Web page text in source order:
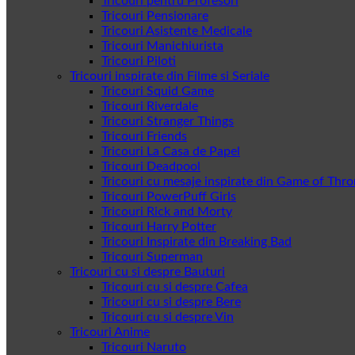
Tricouri Pensionare
Tricouri Asistente Medicale
Tricouri Manichiurista
Tricouri Piloti
Tricouri inspirate din Filme si Seriale
Tricouri Squid Game
Tricouri Riverdale
Tricouri Stranger Things
Tricouri Friends
Tricouri La Casa de Papel
Tricouri Deadpool
Tricouri cu mesaje inspirate din Game of
Tricouri PowerPuff Girls
Tricouri Rick and Morty
Tricouri Harry Potter
Tricouri Inspirate din Breaking Bad
Tricouri Superman
Tricouri cu si despre Bauturi
Tricouri cu si despre Cafea
Tricouri cu si despre Bere
Tricouri cu si despre Vin
Tricouri Anime
Tricouri Naruto